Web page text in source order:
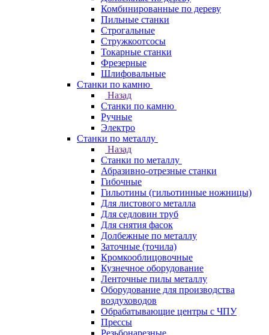
Комбинированные по дереву
Пильные станки
Строгальные
Стружкоотсосы
Токарные станки
Фрезерные
Шлифовальные
Станки по камню
Назад
Станки по камню
Ручные
Электро
Станки по металлу
Назад
Станки по металлу
Абразивно-отрезные станки
Гибочные
Гильотины (гильотинные ножницы)
Для листового металла
Для седловин труб
Для снятия фасок
Долбежные по металлу
Заточные (точила)
Кромкооблицовочные
Кузнечное оборудование
Ленточные пилы металлу
Оборудование для производства
воздуховодов
Обрабатывающие центры с ЧПУ
Прессы
Резьбонарезные